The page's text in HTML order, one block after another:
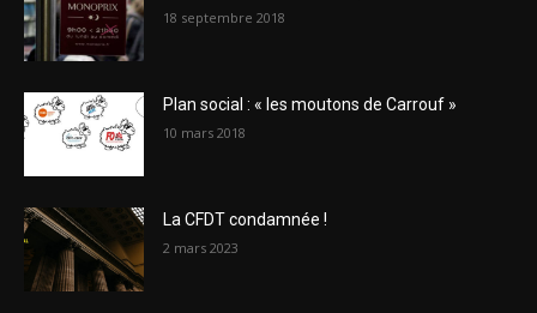
18 septembre 2018
Plan social : « les moutons de Carrouf »
10 mars 2018
La CFDT condamnée !
2 mars 2023